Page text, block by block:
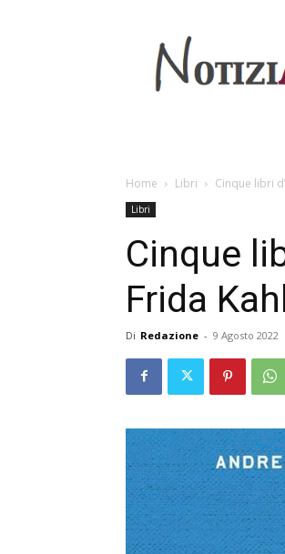
Home Libri Cinque libri
Libri
Cinque
Frida
Di Redazione - 9 Agosto 2022